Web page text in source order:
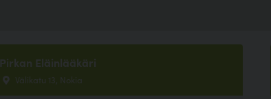
Pirkan Eläinlääkäri
Välikatu 13, Nokia